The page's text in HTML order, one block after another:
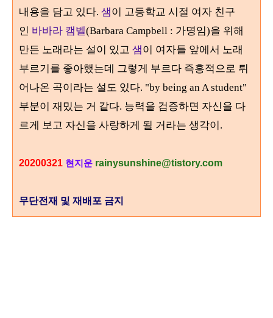
내용을 담고 있다. 샘이 고등학교 시절 여자 친구
인 바바라 캠벨(Barbara Campbell : 가명임)을 위해
만든 노래라는 설이 있고 샘이 여자들 앞에서 노래
부르기를 좋아했는데 그렇게 부르다 즉흥적으로 튀
어나온 곡이라는 설도 있다. "by being an A student"
부분이 재밌는 거 같다. 능력을 검증하면 자신을 다
르게 보고 자신을 사랑하게 될 거라는 생각이.
20200321 현지운 rainysunshine@tistory.com
무단전재 및 재배포 금지